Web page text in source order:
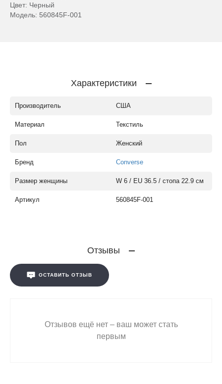
Цвет: Черный
Модель: 560845F-001
Характеристики
Производитель США
Материал Текстиль
Пол Женский
Бренд Converse
Размер женщины W 6 / EU 36.5 / стопа 22.9 см
Артикул 560845F-001
Отзывы
ОСТАВИТЬ ОТЗЫВ
Отзывов ещё нет – ваш может стать
первым